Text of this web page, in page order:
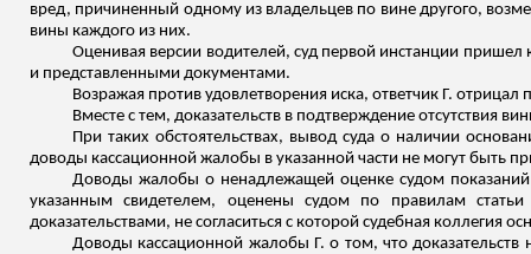
вред, причиненный одному из владельцев по вине другого,
вины каждого из них.
Оценивая версии водителей, суд первой инстанции пришел
и представленными документами.
Возражая против удовлетворения иска, ответчик Г.
Вместе с тем, доказательств в подтверждение отсутствия
При таких обстоятельствах, вывод суда о наличии
доводы кассационной жалобы в указанной части не могут быть
Доводы жалобы о ненадлежащей оценке судом
указанным свидетелем, оценены судом по правилам
доказательствами, не согласиться с которой судебная коллегия
Доводы кассационной жалобы Г. о том, что доказательств